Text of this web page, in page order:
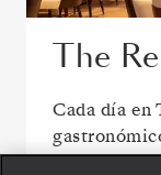
The
Cada día en
creaciones